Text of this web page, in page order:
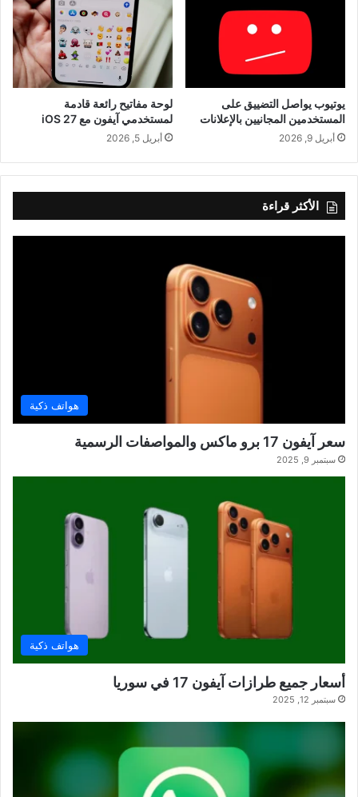
يوتيوب يواصل التضييق على
المستخدمين المجانيين بالإعلانات
أبريل 9, 2026
لوحة مفاتيح رائعة قادمة
لمستخدمي آيفون مع iOS 27
أبريل 5, 2026
الأكثر قراءة
هواتف ذكية
سعر آيفون 17 برو ماكس والمواصفات الرسمية
سبتمبر 9, 2025
هواتف ذكية
أسعار جميع طرازات آيفون 17 في سوريا
سبتمبر 12, 2025